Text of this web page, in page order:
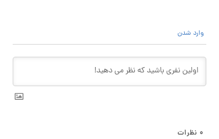
وارد شدن
۰ نظرات